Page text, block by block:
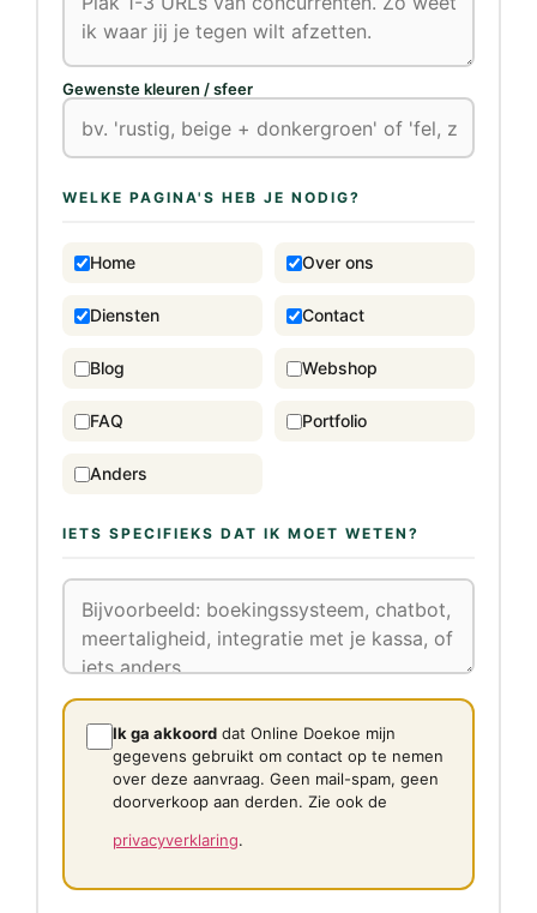
Gewenste kleuren / sfeer
WELKE PAGINA'S HEB JE NODIG?
Home Over ons
Diensten Contact
Blog Webshop
FAQ Portfolio
Anders
IETS SPECIFIEKS DAT IK MOET WETEN?
Ik ga akkoord dat Online Doekoe mijn
gegevens gebruikt om contact op te nemen
over deze aanvraag. Geen mail-spam, geen
doorverkoop aan derden. Zie ook de
privacyverklaring.